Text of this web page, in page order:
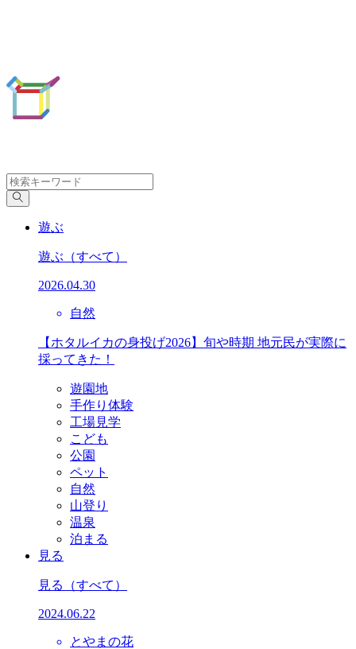
遊ぶ
遊ぶ （すべて）
2026.04.30
自然
【ホタルイカの身投げ2026】旬や時期 地元民が実際に
採ってきた！
遊園地
手作り体験
工場見学
こども
公園
ペット
自然
山登り
温泉
泊まる
見る
見る （すべて）
2024.06.22
とやまの花